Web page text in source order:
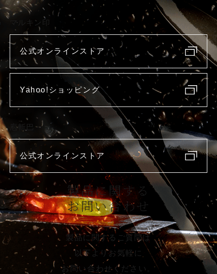
マルキン印
公式オンラインストア
Yahoo!ショッピング
庖斬巴
公式オンラインストア
製品に関する
お問い合わせ
製品に関するご質問は
以下よりお気軽に
お問い合わせください。